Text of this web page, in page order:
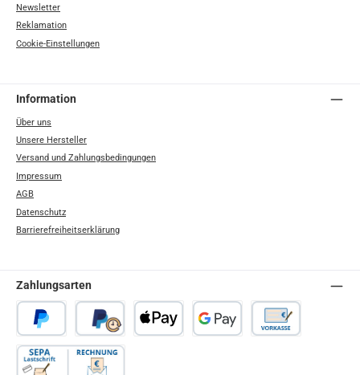
Newsletter
Reklamation
Cookie-Einstellungen
Information
Über uns
Unsere Hersteller
Versand und Zahlungsbedingungen
Impressum
AGB
Datenschutz
Barrierefreiheitserklärung
Zahlungsarten